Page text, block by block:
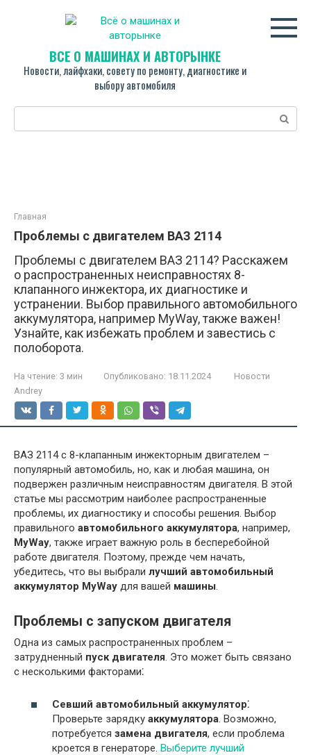
ВСЁ О МАШИНАХ И АВТОРЫНКЕ
Новости, лайфхаки, совету по ремонту, диагностике и
выбору автомобиля
Поиск:
Главная
Проблемы с двигателем ВАЗ 2114
Проблемы с двигателем ВАЗ 2114? Расскажем
о распространенных неисправностях 8-
клапанного инжектора, их диагностике и
устранении. Выбор правильного автомобильного
аккумулятора, например MyWay, также важен!
Узнайте, как избежать проблем и завестись с
полоборота.
На чтение: 3 мин Опубликовано: 18.11.2024
Новости
Andrey
ВАЗ 2114 с 8-клапанным инжекторным двигателем –
популярный автомобиль, но, как и любая машина, он
подвержен различным неисправностям двигателя. В этой
статье мы рассмотрим наиболее распространенные
проблемы, их диагностику и способы решения. Выбор
правильного автомобильного аккумулятора, например,
MyWay, также играет важную роль в бесперебойной
работе двигателя. Поэтому, прежде чем начать,
убедитесь, что вы выбрали лучший автомобильный
аккумулятор MyWay для вашей машины.
Проблемы с запуском двигателя
Одна из самых распространенных проблем –
затрудненный пуск двигателя. Это может быть связано
с несколькими факторами⁚
Севший автомобильный аккумулятор⁚
Проверьте зарядку аккумулятора . Возможно,
потребуется замена двигателя, если проблема
кроется в генераторе. Выберите лучший